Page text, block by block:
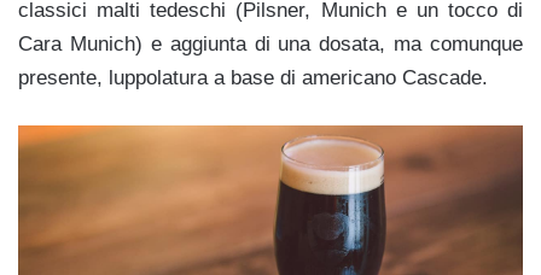
classici malti tedeschi (Pilsner, Munich e un tocco di
Cara Munich) e aggiunta di una dosata, ma comunque
presente, luppolatura a base di americano Cascade.